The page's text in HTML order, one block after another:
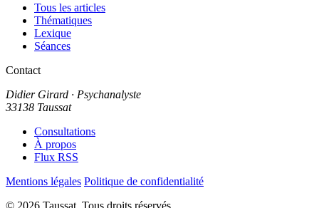
Tous les articles
Thématiques
Lexique
Séances
Contact
Didier Girard · Psychanalyste
33138 Taussat
Consultations
À propos
Flux RSS
Mentions légales Politique de confidentialité
© 2026 Taussat. Tous droits réservés.